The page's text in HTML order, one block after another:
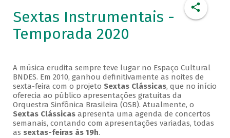
Sextas Instrumentais -
Temporada 2020
A música erudita sempre teve lugar no Espaço Cultural
BNDES. Em 2010, ganhou definitivamente as noites de
sexta-feira com o projeto Sextas Clássicas, que no início
oferecia ao público apresentações gratuitas da
Orquestra Sinfônica Brasileira (OSB). Atualmente, o
Sextas Clássicasapresenta uma agenda de concertos
semanais, contando com apresentações variadas, todas
as sextas-feiras às 19h.